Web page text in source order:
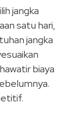
jangka
satu hari,
jangka
biaya